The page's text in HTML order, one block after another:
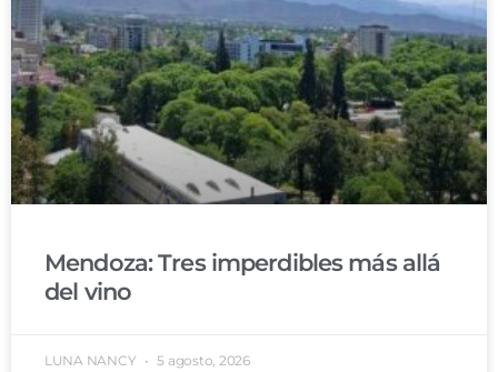
Mendoza: Tres imperdibles más allá
del vino
LUNA NANCY 5 agosto, 2026